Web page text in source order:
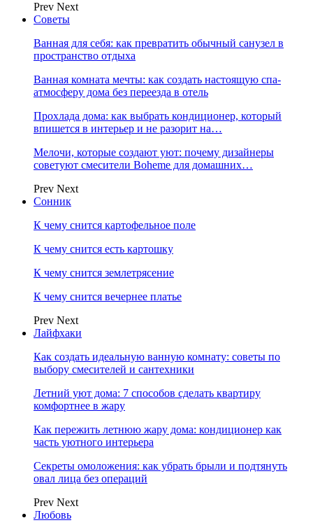
Prev Next
Советы
Ванная для себя: как превратить обычный санузел в
пространство отдыха
Ванная комната мечты: как создать настоящую спа-
атмосферу дома без переезда в отель
Прохлада дома: как выбрать кондиционер, который
впишется в интерьер и не разорит на…
Мелочи, которые создают уют: почему дизайнеры
советуют смесители Boheme для домашних…
Prev Next
Сонник
К чему снится картофельное поле
К чему снится есть картошку
К чему снится землетрясение
К чему снится вечернее платье
Prev Next
Лайфхаки
Как создать идеальную ванную комнату: советы по
выбору смесителей и сантехники
Летний уют дома: 7 способов сделать квартиру
комфортнее в жару
Как пережить летнюю жару дома: кондиционер как
часть уютного интерьера
Секреты омоложения: как убрать брыли и подтянуть
овал лица без операций
Prev Next
Любовь